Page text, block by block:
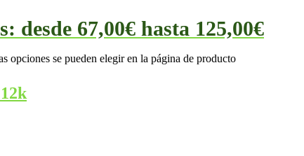
desde 67,00€ hasta 125,00€
opciones se pueden elegir en la página de producto